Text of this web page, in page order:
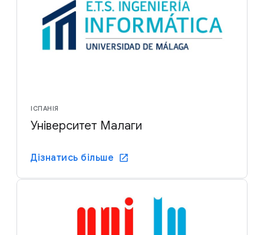
ІСПАНІЯ
Університет Малаги
Дізнатись більше